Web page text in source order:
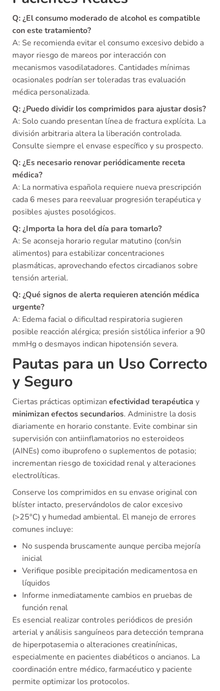
Q: ¿El consumo moderado de alcohol es compatible
con este tratamiento?
A: Se recomienda evitar el consumo excesivo debido a
mayor riesgo de mareos por interacción con
mecanismos vasodilatadores. Cantidades mínimas
ocasionales podrían ser toleradas tras evaluación
médica personalizada.
Q: ¿Puedo dividir los comprimidos para ajustar dosis?
A: Solo cuando presentan línea de fractura explícita. La
división arbitraria altera la liberación controlada.
Consulte siempre el envase específico y su prospecto.
Q: ¿Es necesario renovar periódicamente receta
médica?
A: La normativa española requiere nueva prescripción
cada 6 meses para reevaluar progresión terapéutica y
posibles ajustes posológicos.
Q: ¿Importa la hora del día para tomarlo?
A: Se aconseja horario regular matutino (con/sin
alimentos) para estabilizar concentraciones
plasmáticas, aprovechando efectos circadianos sobre
tensión arterial.
Q: ¿Qué signos de alerta requieren atención médica
urgente?
A: Edema facial o dificultad respiratoria sugieren
posible reacción alérgica; presión sistólica inferior a 90
mmHg o desmayos indican hipotensión severa.
Pautas para un Uso Correcto
y Seguro
Ciertas prácticas optimizan efectividad terapéutica y
minimizan efectos secundarios. Administre la dosis
diariamente en horario constante. Evite combinar sin
supervisión con antiinflamatorios no esteroideos
(AINEs) como ibuprofeno o suplementos de potasio;
incrementan riesgo de toxicidad renal y alteraciones
electrolíticas.
Conserve los comprimidos en su envase original con
blíster intacto, preservándolos de calor excesivo
(>25°C) y humedad ambiental. El manejo de errores
comunes incluye:
No suspenda bruscamente aunque perciba mejoría
inicial
Verifique posible precipitación medicamentosa en
líquidos
Informe inmediatamente cambios en pruebas de
función renal
Es esencial realizar controles periódicos de presión
arterial y análisis sanguíneos para detección temprana
de hiperpotasemia o alteraciones creatinínicas,
especialmente en pacientes diabéticos o ancianos. La
coordinación entre médico, farmacéutico y paciente
permite optimizar los protocolos.